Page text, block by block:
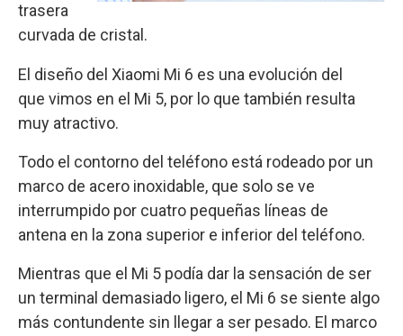
trasera
curvada de cristal.
El diseño del Xiaomi Mi 6 es una evolución del
que vimos en el Mi 5, por lo que también resulta
muy atractivo.
Todo el contorno del teléfono está rodeado por un
marco de acero inoxidable, que solo se ve
interrumpido por cuatro pequeñas líneas de
antena en la zona superior e inferior del teléfono.
Mientras que el Mi 5 podía dar la sensación de ser
un terminal demasiado ligero, el Mi 6 se siente algo
más contundente sin llegar a ser pesado. El marco